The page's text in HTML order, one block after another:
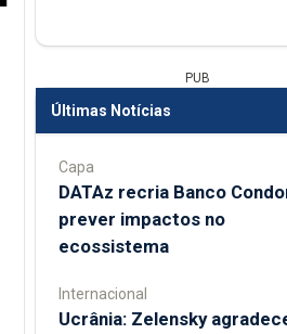
PUB
Últimas Notícias
Capa
DATAz recria Banco
prever impactos no
ecossistema
Internacional
Ucrânia: Zelensky